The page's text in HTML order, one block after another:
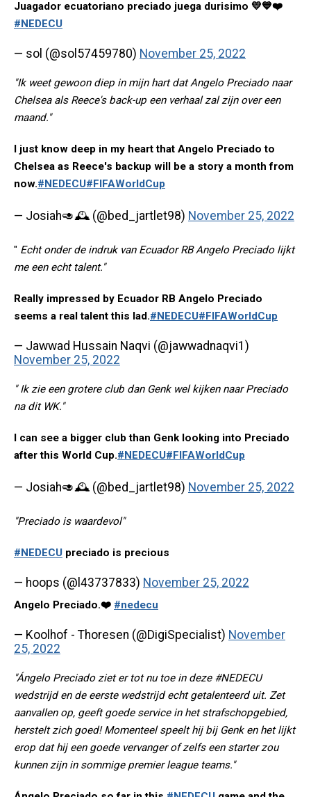
Juagador ecuatoriano preciado juega durisimo 💛💙❤️
#NEDECU
— sol (@sol57459780) November 25, 2022
"Ik weet gewoon diep in mijn hart dat Angelo Preciado naar
Chelsea als Reece's back-up een verhaal zal zijn over een
maand."
I just know deep in my heart that Angelo Preciado to
Chelsea as Reece's backup will be a story a month from
now.#NEDECU#FIFAWorldCup
— Josiah🥑🕰️ (@bed_jartlet98) November 25, 2022
" Echt onder de indruk van Ecuador RB Angelo Preciado lijkt
me een echt talent."
Really impressed by Ecuador RB Angelo Preciado
seems a real talent this lad.#NEDECU#FIFAWorldCup
— Jawwad Hussain Naqvi (@jawwadnaqvi1)
November 25, 2022
" Ik zie een grotere club dan Genk wel kijken naar Preciado
na dit WK."
I can see a bigger club than Genk looking into Preciado
after this World Cup.#NEDECU#FIFAWorldCup
— Josiah🥑🕰️ (@bed_jartlet98) November 25, 2022
"Preciado is waardevol"
#NEDECU preciado is precious
— hoops (@l43737833) November 25, 2022
Angelo Preciado.❤️ #nedecu
— Koolhof - Thoresen (@DigiSpecialist) November
25, 2022
"Ángelo Preciado ziet er tot nu toe in deze #NEDECU
wedstrijd en de eerste wedstrijd echt getalenteerd uit. Zet
aanvallen op, geeft goede service in het strafschopgebied,
herstelt zich goed! Momenteel speelt hij bij Genk en het lijkt
erop dat hij een goede vervanger of zelfs een starter zou
kunnen zijn in sommige premier league teams."